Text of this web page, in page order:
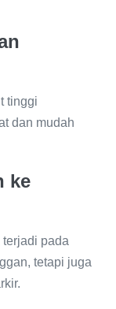
tinggi
dan mudah
ke
pada
tetapi juga